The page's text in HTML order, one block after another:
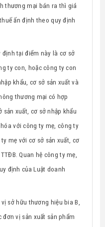
thương mại bán ra thì giá
ấn định theo quy định
tại điểm này là cơ sở
ty con, hoặc công ty con
khẩu, cơ sở sản xuất và
thương mại có hợp
xuất, cơ sở nhập khẩu
với công ty mẹ, công ty
mẹ với cơ sở sản xuất, cơ
Quan hệ công ty mẹ,
định của Luật doanh
sở hữu thương hiệu bia B,
vị sản xuất sản phẩm